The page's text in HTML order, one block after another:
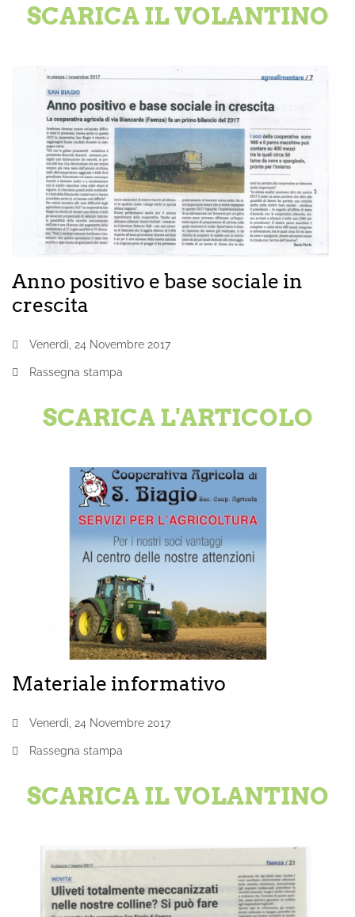
SCARICA IL VOLANTINO
Anno positivo e base sociale in
crescita
Venerdì, 24 Novembre 2017
Rassegna stampa
SCARICA L'ARTICOLO
Materiale informativo
Venerdì, 24 Novembre 2017
Rassegna stampa
SCARICA IL VOLANTINO